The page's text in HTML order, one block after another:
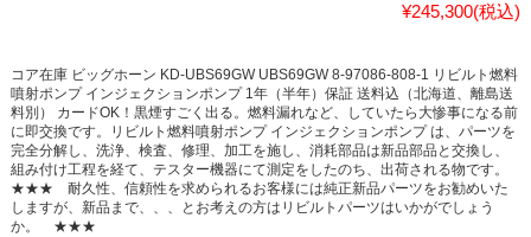
¥245,300(税込)
コア在庫 ビッグホーン KD-UBS69GW UBS69GW 8-97086-808-1 リビルト燃料
噴射ポンプ インジェクションポンプ 1年（半年）保証 送料込（北海道、離島送
料別） カードOK！黒煙すごく出る。燃料漏れなど、していたら大惨事になる前
に即交換です。リビルト燃料噴射ポンプ インジェクションポンプ は、パーツを
完全分解し、洗浄、検査、修理、加工を施し、消耗部品は新品部品と交換し、
組み付け工程を経て、テスター機器にて測定をしたのち、出荷される物です。
★★★ 耐久性、信頼性を求められるお客様には純正新品パーツをお勧めいた
しますが、新品まで、、、とお考えの方はリビルトパーツはいかがでしょう
か。 ★★★